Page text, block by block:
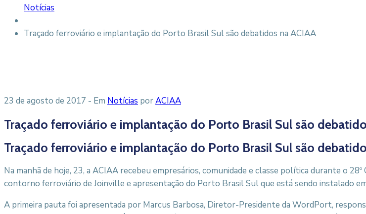
Notícias
Traçado ferroviário e implantação do Porto Brasil Sul são debatidos na ACIAA
23 de agosto de 2017 - Em Notícias porACIAA
Traçado ferroviário e implantação do Porto Brasil Sul são
Traçado ferroviário e implantação do Porto Brasil Sul são
Na manhã de hoje, 23, a ACIAA recebeu empresários, comunidade e classe política durante o
contorno ferroviário de Joinville e apresentação do Porto Brasil Sul que está sendo instalado
A primeira pauta foi apresentada por Marcus Barbosa, Diretor-Presidente da WordPort,